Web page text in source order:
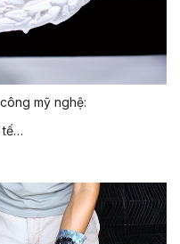
mỹ nghệ:
tế…